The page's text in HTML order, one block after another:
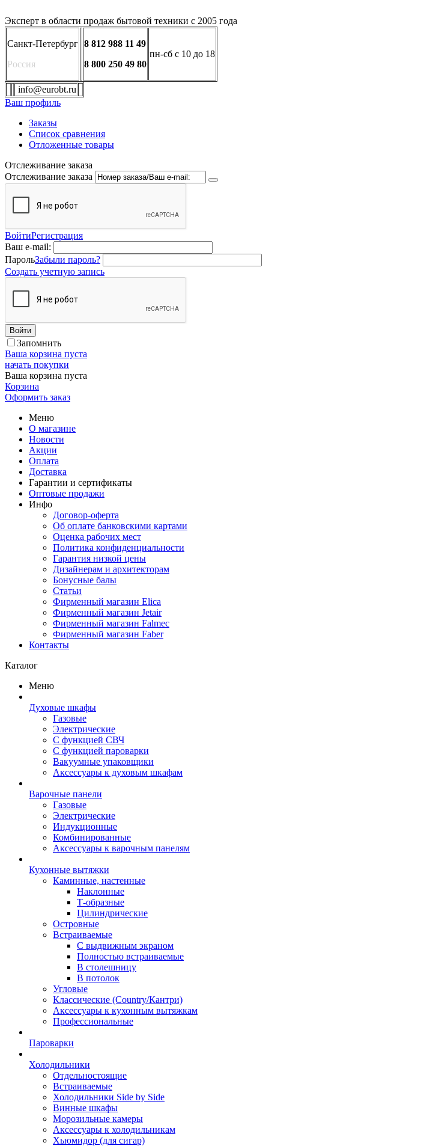
Эксперт в области продаж бытовой техники с 2005 года
Санкт-Петербург
Россия
8 812 988 11 49
8 800 250 49 80
пн-сб с 10 до 18
info@eurobt.ru
Ваш профиль
Заказы
Список сравнения
Отложенные товары
Отслеживание заказа
Отслеживание заказа
ВойтиРегистрация
Ваш e-mail:
ПарольЗабыли пароль?
Создать учетную запись
Войти
Запомнить
Ваша корзина пуста
начать покупки
Ваша корзина пуста
Корзина
Оформить заказ
Меню
О магазине
Новости
Акции
Оплата
Доставка
Гарантии и сертификаты
Оптовые продажи
Инфо
Договор-оферта
Об оплате банковскими картами
Оценка рабочих мест
Политика конфиденциальности
Гарантия низкой цены
Дизайнерам и архитекторам
Бонусные балы
Статьи
Фирменный магазин Elica
Фирменный магазин Jetair
Фирменный магазин Falmec
Фирменный магазин Faber
Контакты
Каталог
Меню
Духовые шкафы
Газовые
Электрические
С функцией СВЧ
С функцией пароварки
Вакуумные упаковщики
Аксессуары к духовым шкафам
Варочные панели
Газовые
Электрические
Индукционные
Комбинированные
Аксессуары к варочным панелям
Кухонные вытяжки
Каминные, настенные
Наклонные
Т-образные
Цилиндрические
Островные
Встраиваемые
С выдвижным экраном
Полностью встраиваемые
В столешницу
В потолок
Угловые
Классические (Country/Кантри)
Аксессуары к кухонным вытяжкам
Профессиональные
Пароварки
Холодильники
Отдельностоящие
Встраиваемые
Холодильники Side by Side
Винные шкафы
Морозильные камеры
Аксессуары к холодильникам
Хьюмидор (для сигар)